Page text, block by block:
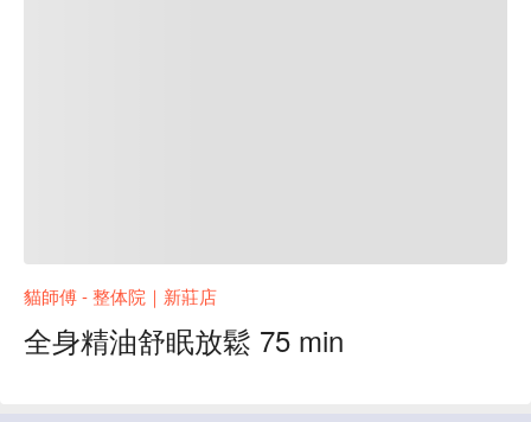
貓師傅 - 整体院｜新莊店
全身精油舒眠放鬆 75 min